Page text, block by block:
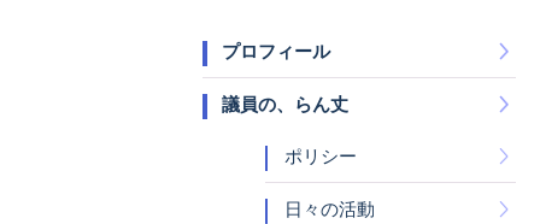
プロフィール
議員の、らん丈
ポリシー
日々の活動